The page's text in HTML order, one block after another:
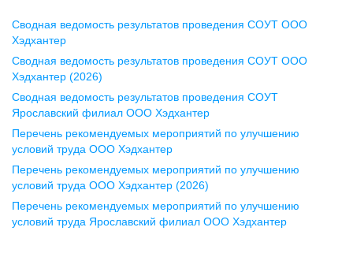
Воронеж
ул. Комиссаржевской, д. 10,
офис 1212
+7 473 280-05-05
pr@vrn.hh.ru
ул. Спартаковская, д. 2А, этаж 3,
помещение 15
+7 843 212-12-50
Сводная ведомость результатов проведения СОУТ ООО
Хэдхантер
Сводная ведомость результатов проведения СОУТ ООО
Хэдхантер (2026)
Сводная ведомость результатов проведения СОУТ
Ярославский филиал ООО Хэдхантер
Перечень рекомендуемых мероприятий по улучшению
условий труда ООО Хэдхантер
Перечень рекомендуемых мероприятий по улучшению
условий труда ООО Хэдхантер (2026)
Перечень рекомендуемых мероприятий по улучшению
условий труда Ярославский филиал ООО Хэдхантер